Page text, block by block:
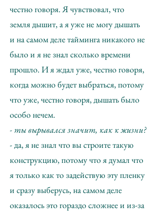
честно говоря. Я чувствовал, что
земля дышит, а я уже не могу дышать
и на самом деле тайминга никакого не
было и я не знал сколько времени
прошло. И я ждал уже, честно говоря,
когда можно будет выбраться, потому
что уже, честно говоря, дышать было
особо нечем.
- ты вырывался значит, как к жизни?
- да, я не знал что вы строите такую
конструкцию, потому что я думал что
я только как то задействую эту пленку
и сразу выберусь, на самом деле
оказалось это гораздо сложнее и из-за